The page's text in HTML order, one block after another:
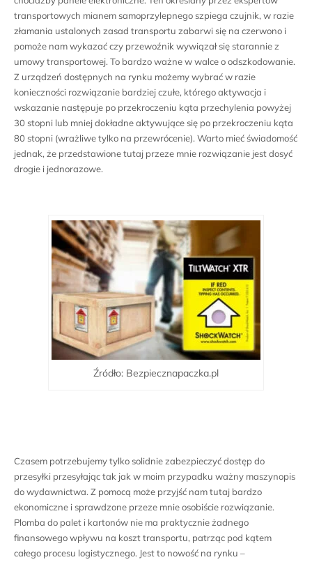
transportowych mianem samoprzylepnego szpiega czujnik, w razie
złamania ustalonych zasad transportu zabarwi się na czerwono i
pomoże nam wykazać czy przewoźnik wywiązał się starannie z
umowy transportowej. To bardzo ważne w walce o odszkodowanie.
Z urządzeń dostępnych na rynku możemy wybrać w razie
konieczności rozwiązanie bardziej czułe, którego aktywacja i
wskazanie następuje po przekroczeniu kąta przechylenia powyżej
30 stopni lub mniej dokładne aktywujące się po przekroczeniu kąta
80 stopni (wrażliwe tylko na przewrócenie). Warto mieć świadomość
jednak, że przedstawione tutaj przeze mnie rozwiązanie jest dosyć
drogie i jednorazowe.
Źródło: Bezpiecznapaczka.pl
Czasem potrzebujemy tylko solidnie zabezpieczyć dostęp do
przesyłki przesyłając tak jak w moim przypadku ważny maszynopis
do wydawnictwa. Z pomocą może przyjść nam tutaj bardzo
ekonomiczne i sprawdzone przeze mnie osobiście rozwiązanie.
Plomba do palet i kartonów nie ma praktycznie żadnego
finansowego wpływu na koszt transportu, patrząc pod kątem
całego procesu logistycznego. Jest to nowość na rynku –